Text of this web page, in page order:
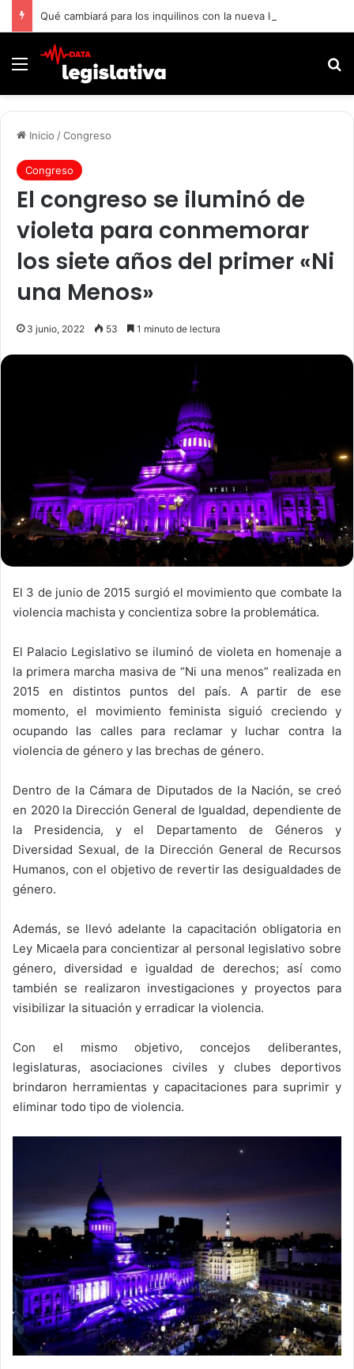
Menú
Inicio /Congreso
Congreso
El congreso se iluminó de
violeta para conmemorar
los siete años del primer «Ni
una Menos»
3 junio, 2022 53 1 minuto de lectura
El 3 de junio de 2015 surgió el movimiento que combate la
violencia machista y concientiza sobre la problemática.
El Palacio Legislativo se iluminó de violeta en homenaje a
la primera marcha masiva de “Ni una menos” realizada en
2015 en distintos puntos del país. A partir de ese
momento, el movimiento feminista siguió creciendo y
ocupando las calles para reclamar y luchar contra la
violencia de género y las brechas de género.
Dentro de la Cámara de Diputados de la Nación, se creó
en 2020 la Dirección General de Igualdad, dependiente de
la Presidencia, y el Departamento de Géneros y
Diversidad Sexual, de la Dirección General de Recursos
Humanos, con el objetivo de revertir las desigualdades de
género.
Además, se llevó adelante la capacitación obligatoria en
Ley Micaela para concientizar al personal legislativo sobre
género, diversidad e igualdad de derechos; así como
también se realizaron investigaciones y proyectos para
visibilizar la situación y erradicar la violencia.
Con el mismo objetivo, concejos deliberantes,
legislaturas, asociaciones civiles y clubes deportivos
brindaron herramientas y capacitaciones para suprimir y
eliminar todo tipo de violencia.